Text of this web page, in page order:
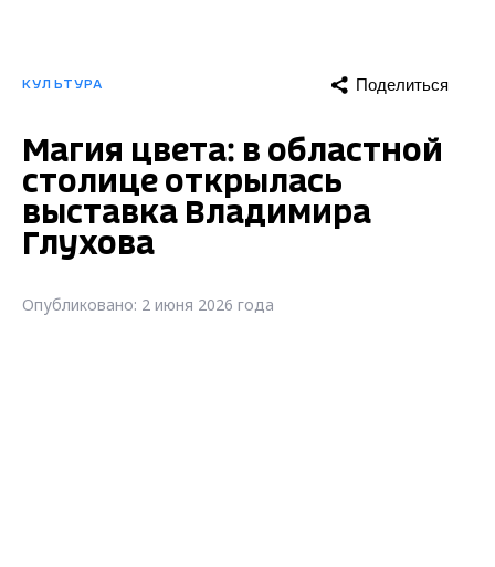
КУЛЬТУРА Поделиться
Магия цвета: в областной
столице открылась
выставка Владимира
Глухова
Опубликовано: 2 июня 2026 года